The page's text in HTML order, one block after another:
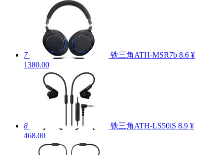
7 铁三角ATH-MSR7b 8.6 ¥
1380.00
8 铁三角ATH-LS50iS 8.9 ¥
468.00